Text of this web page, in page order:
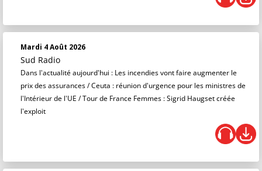
Mardi 4 Août 2026
Sud Radio
Dans l'actualité aujourd'hui : Les incendies vont faire augmenter le
prix des assurances / Ceuta : réunion d'urgence pour les ministres de
l'Intérieur de l'UE / Tour de France Femmes : Sigrid Haugset créée
l'exploit